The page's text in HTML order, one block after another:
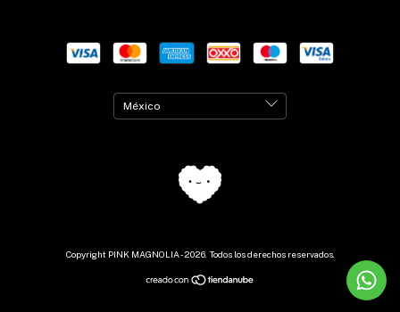
Copyright PINK MAGNOLIA - 2026. Todos los derechos reservados.